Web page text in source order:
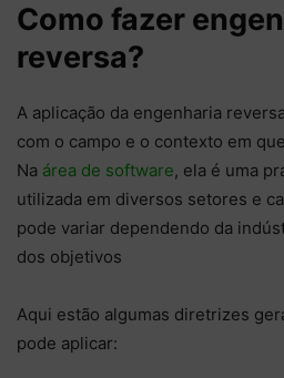
Como fazer
reversa?
A aplicação da engenharia
com o campo e o contexto em
Na área de software, ela é uma
utilizada em diversos setores e
pode variar dependendo da
dos objetivos
Aqui estão algumas diretrizes
pode aplicar: